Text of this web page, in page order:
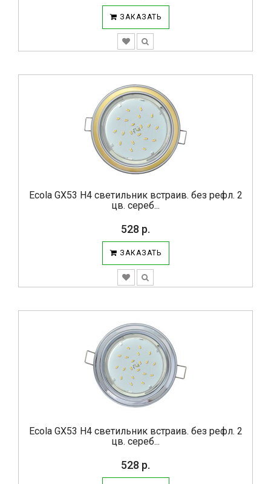
ЗАКАЗАТЬ
Ecola GX53 H4 светильник встраив. без рефл. 2
цв. сереб...
528 р.
ЗАКАЗАТЬ
Ecola GX53 H4 светильник встраив. без рефл. 2
цв. сереб...
528 р.